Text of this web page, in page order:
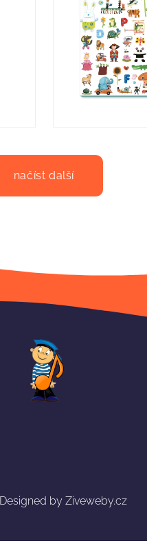
načíst další
Designed by Ziveweby.cz